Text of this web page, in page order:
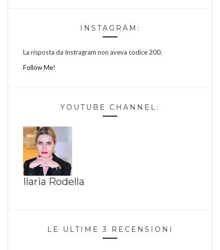
INSTAGRAM:
La risposta da Instragram non aveva codice 200.
Follow Me!
YOUTUBE CHANNEL:
Ilaria Rodella
LE ULTIME 3 RECENSIONI